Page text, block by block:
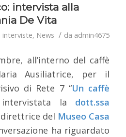
intervista alla
De Vita
interviste, News / da admin4675
all’interno del caffè
Ausiliatrice, per il
di Rete 7 “Un caffè
la dott.ssa
del Museo Casa
ha riguardato